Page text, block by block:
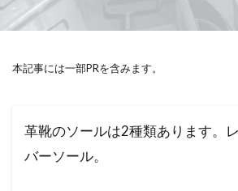
本記事には一部PRを含みます。
革靴のソールは2種類あります。
バーソール。